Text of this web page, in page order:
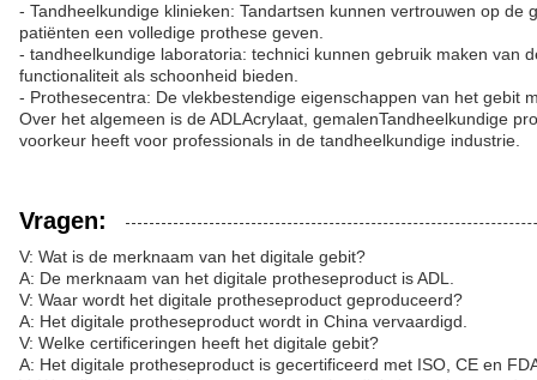
- Tandheelkundige klinieken: Tandartsen kunnen vertrouwen op
patiënten een volledige prothese geven.
- tandheelkundige laboratoria: technici kunnen gebruik maken van
functionaliteit als schoonheid bieden.
- Prothesecentra: De vlekbestendige eigenschappen van het gebit
Over het algemeen is de ADL Acrylaat, gemalenTandheelkundige
voorkeur heeft voor professionals in de tandheelkundige industrie.
Vragen:
V: Wat is de merknaam van het digitale gebit?
A: De merknaam van het digitale protheseproduct is ADL.
V: Waar wordt het digitale protheseproduct geproduceerd?
A: Het digitale protheseproduct wordt in China vervaardigd.
V: Welke certificeringen heeft het digitale gebit?
A: Het digitale protheseproduct is gecertificeerd met ISO, CE en